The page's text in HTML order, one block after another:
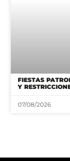
FIESTAS
Y
07/08/2026